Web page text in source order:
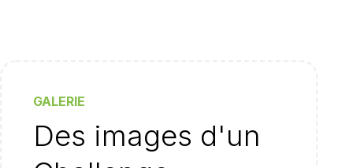
GALERIE
Des images d'un